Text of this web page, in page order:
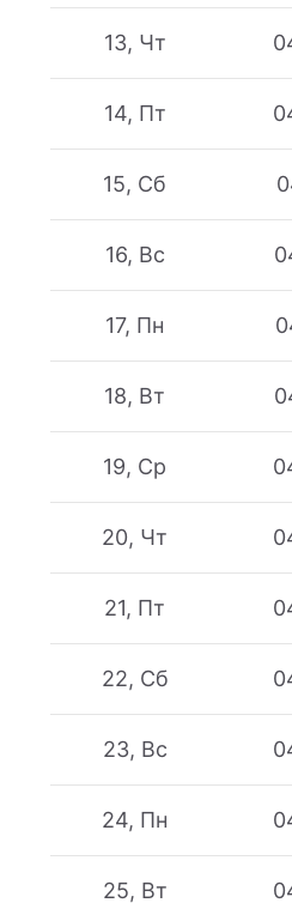
13, Чт
14, Пт
15, Сб
16, Вс
17, Пн
18, Вт
19, Ср
20, Чт
21, Пт
22, Сб
23, Вс
24, Пн
25, Вт